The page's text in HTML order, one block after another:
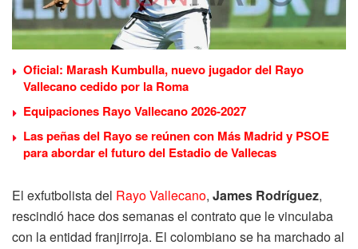
Oficial: Marash Kumbulla, nuevo jugador del Rayo
Vallecano cedido por la Roma
Equipaciones Rayo Vallecano 2026-2027
Las peñas del Rayo se reúnen con Más Madrid y PSOE
para abordar el futuro del Estadio de Vallecas
El exfutbolista del Rayo Vallecano, James Rodríguez,
rescindió hace dos semanas el contrato que le vinculaba
con la entidad franjirroja. El colombiano se ha marchado al